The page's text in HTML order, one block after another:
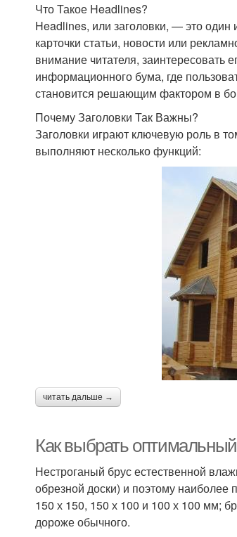
Что Такое Headlines?
Headlines, или заголовки, — это
карточки статьи, новости или
внимание читателя, заинтересовать
информационного бума, где
становится решающим фактором в
Почему Заголовки Так Важны?
Заголовки играют ключевую роль в
выполняют несколько функций:
читать дальше →
Как выбрать
Нестроганый брус естественной
обрезной доски) и поэтому наиболее
150 х 150, 150 х 100 и 100 х 100 мм;
дороже обычного.